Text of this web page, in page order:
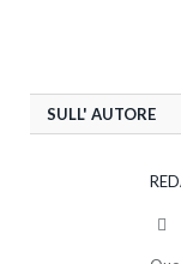
SULL' AUTORE